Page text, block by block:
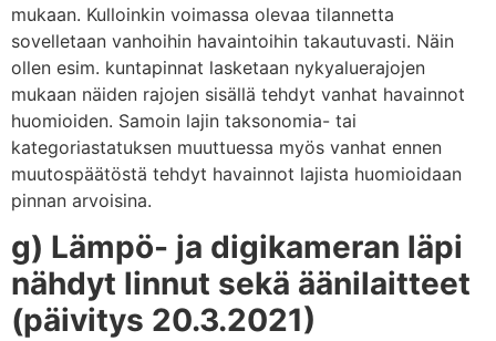
mukaan. Kulloinkin voimassa olevaa tilannetta
sovelletaan vanhoihin havaintoihin takautuvasti. Näin
ollen esim. kuntapinnat lasketaan nykyaluerajojen
mukaan näiden rajojen sisällä tehdyt vanhat havainnot
huomioiden. Samoin lajin taksonomia- tai
kategoriastatuksen muuttuessa myös vanhat ennen
muutospäätöstä tehdyt havainnot lajista huomioidaan
pinnan arvoisina.
g) Lämpö- ja digikameran läpi
nähdyt linnut sekä äänilaitteet
(päivitys 20.3.2021)